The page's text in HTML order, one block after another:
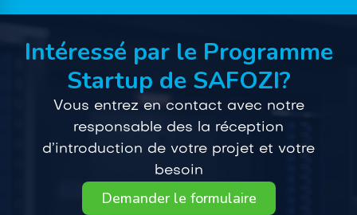
Intéressé par le Programme
Startup de SAFOZI?
Vous entrez en contact avec notre
responsable des la réception
d’introduction de votre projet et votre
besoin
Demander le formulaire